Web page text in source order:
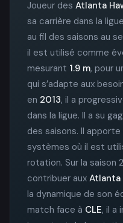
Joueur des Atlanta
sa carrière dans la
au fil des saisons au
il est utilisé comme
mesurant 1.9 m, pour
qui s’adapte aux
en 2013, il a
dans la ligue. Il a su
des saisons. Il
systèmes où il est
rotation. Sur la saison
contribuer aux Atlanta
la dynamique de son
match face à CLE, il a